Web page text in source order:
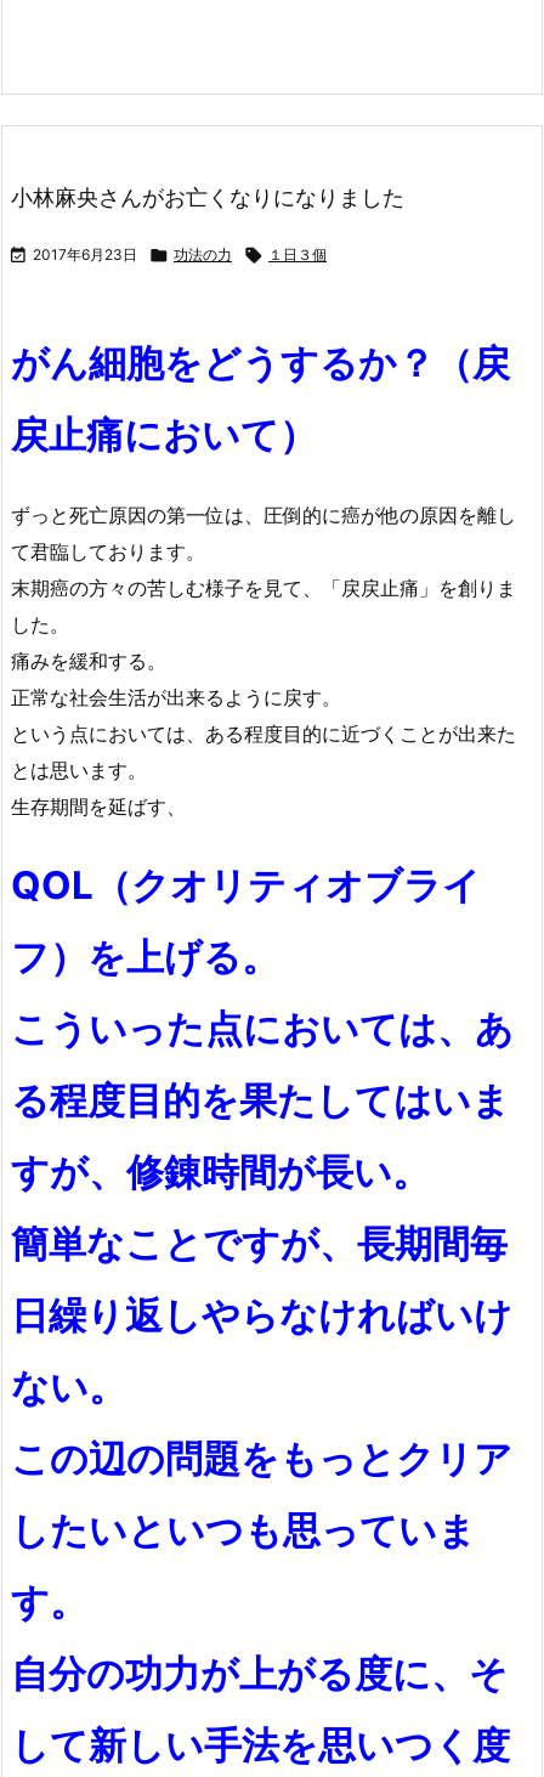
小林麻央さんがお亡くなりになりました
 2017年6月23日  功法の力  １日３個
がん細胞をどうするか？（戻
戻止痛において）
ずっと死亡原因の第一位は、圧倒的に癌が他の原因を離し
て君臨しております。
末期癌の方々の苦しむ様子を見て、「戻戻止痛」を創りま
した。
痛みを緩和する。
正常な社会生活が出来るように戻す。
という点においては、ある程度目的に近づくことが出来た
とは思います。
生存期間を延ばす、
QOL（クオリティオブライ
フ）を上げる。
こういった点においては、あ
る程度目的を果たしてはいま
すが、修錬時間が長い。
簡単なことですが、長期間毎
日繰り返しやらなければいけ
ない。
この辺の問題をもっとクリア
したいといつも思っていま
す。
自分の功力が上がる度に、そ
して新しい手法を思いつく度